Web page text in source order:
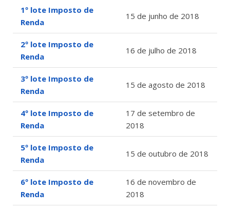
1º lote Imposto de
Renda
15 de junho de 2018
2º lote Imposto de
Renda
16 de julho de 2018
3º lote Imposto de
Renda
15 de agosto de 2018
4º lote Imposto de
Renda
17 de setembro de
2018
5º lote Imposto de
Renda
15 de outubro de 2018
6º lote Imposto de
Renda
16 de novembro de
2018